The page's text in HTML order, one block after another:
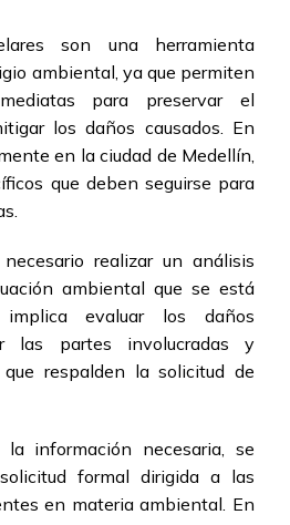
son una herramienta
ambiental, ya que permiten
para preservar el
los daños causados. En
en la ciudad de Medellín,
que deben seguirse para
realizar un análisis
ambiental que se está
implica evaluar los daños
las partes involucradas y
respalden la solicitud de
información necesaria, se
formal dirigida a las
en materia ambiental. En